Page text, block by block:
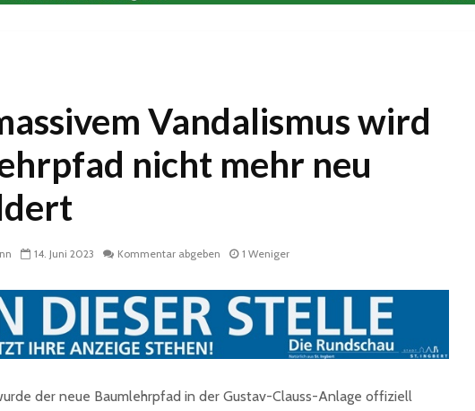
Vandalismus wird
nicht mehr neu
14. Juni 2023 Kommentar abgeben 1 Weniger
der neue Baumlehrpfad in der Gustav-Clauss-Anlage offiziell
Historische
dem Nachlass von Dr.
Stadt